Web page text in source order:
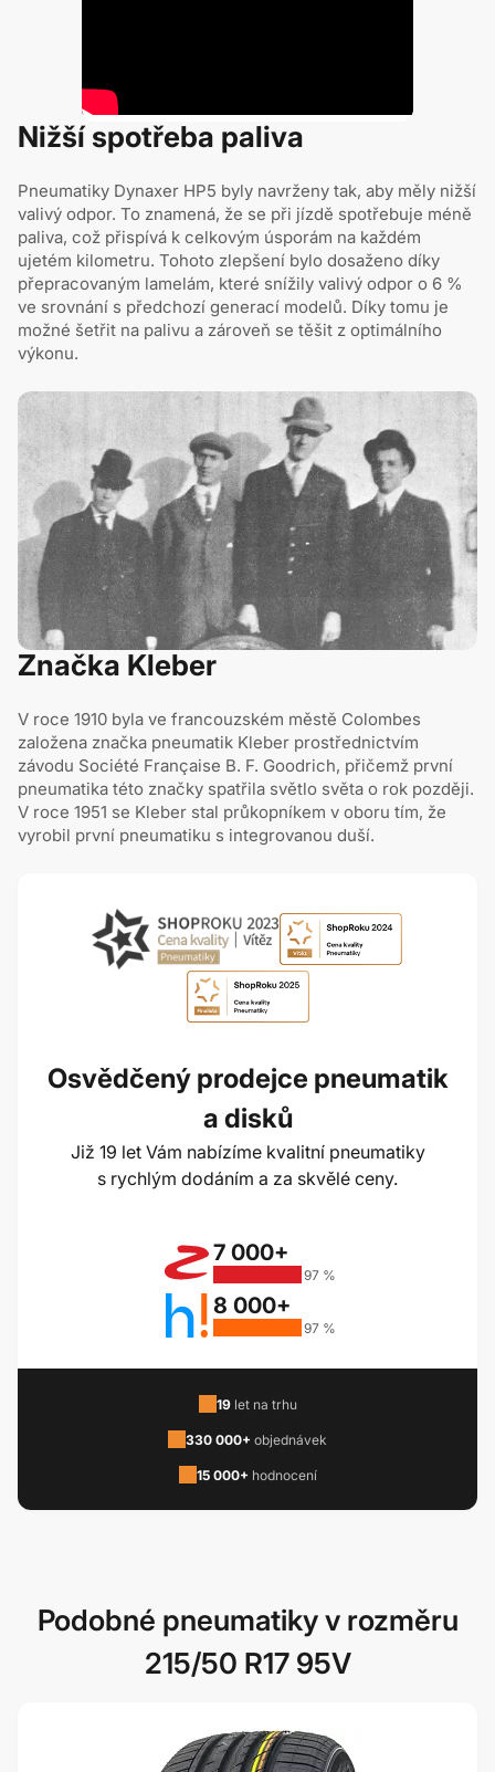
Nižší spotřeba paliva
Pneumatiky Dynaxer HP5 byly navrženy tak, aby měly nižší
valivý odpor. To znamená, že se při jízdě spotřebuje méně
paliva, což přispívá k celkovým úsporám na každém
ujetém kilometru. Tohoto zlepšení bylo dosaženo díky
přepracovaným lamelám, které snížily valivý odpor o 6 %
ve srovnání s předchozí generací modelů. Díky tomu je
možné šetřit na palivu a zároveň se těšit z optimálního
výkonu.
Značka Kleber
V roce 1910 byla ve francouzském městě Colombes
založena značka pneumatik Kleber prostřednictvím
závodu Société Française B. F. Goodrich, přičemž první
pneumatika této značky spatřila světlo světa o rok později.
V roce 1951 se Kleber stal průkopníkem v oboru tím, že
vyrobil první pneumatiku s integrovanou duší.
Osvědčený prodejce pneumatik
a disků
Již 19 let Vám nabízíme kvalitní pneumatiky
s rychlým dodáním a za skvělé ceny.
7 000+
97 %
8 000+
97 %
19let na trhu
330 000+ objednávek
15 000+ hodnocení
Podobné pneumatiky v rozměru
215/50 R17 95V